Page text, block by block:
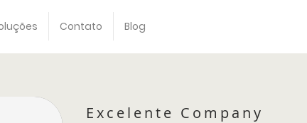
Contato Blog
Excelente Company